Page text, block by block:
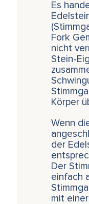
Es
Fork
nicht
Stein-
Körper
Wenn
der
Der
einfach
mit